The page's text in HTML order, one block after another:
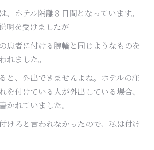
、ホテル隔離８日間となっています。
明を受けましたが
患者に付ける腕輪と同じようなものを
れました。
と、外出できませんよね。ホテルの注
を付けている人が外出している場合、
かれていました。
けろと言われなかったので、私は付け